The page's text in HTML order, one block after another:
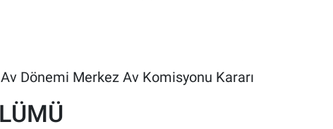
Dönemi Merkez Av Komisyonu Kararı